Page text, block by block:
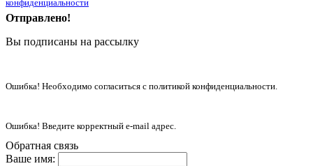
конфиденциальности
Отправлено!
Вы подписаны на рассылку
Ошибка! Необходимо согласиться с политикой конфиденциальности.
Ошибка! Введите корректный e-mail адрес.
Обратная связь
Ваше имя: